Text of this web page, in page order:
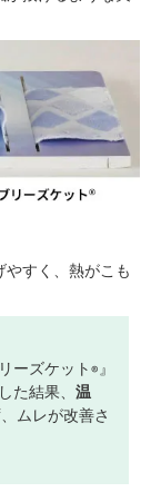
すく、熱がこも
ーズケット ® 』
た結果、 温
ムレが改善さ